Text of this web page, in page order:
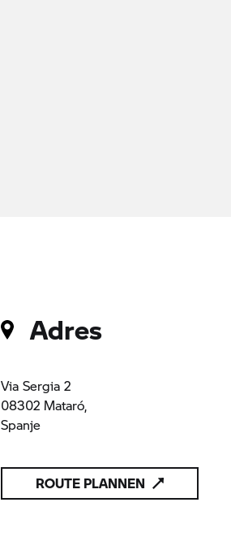
Adres
Via Sergia 2
08302 Mataró,
Spanje
ROUTE PLANNEN